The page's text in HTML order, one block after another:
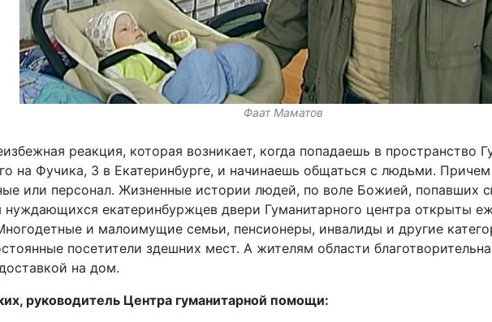
Фаат Маматов
реакция, которая возникает, когда попадаешь в пространство
на Фучика, 3 в Екатеринбурге, и начинаешь общаться с людьми.
или персонал. Жизненные истории людей, по воле Божией, попавших
екатеринбуржцев двери Гуманитарного центра открыты
и малоимущие семьи, пенсионеры, инвалиды и другие
посетители здешних мест. А жителям области
на дом.
руководитель Центра гуманитарной помощи: